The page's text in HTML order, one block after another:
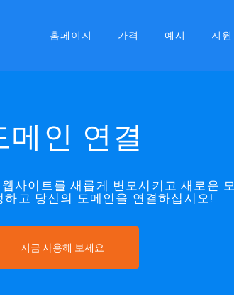
홈페이지 가격 예시 지원
메인 연결
사이트를 새롭게 변모시키고 새로운
하고 당신의 도메인을 연결하십시오!
지금 사용해 보세요